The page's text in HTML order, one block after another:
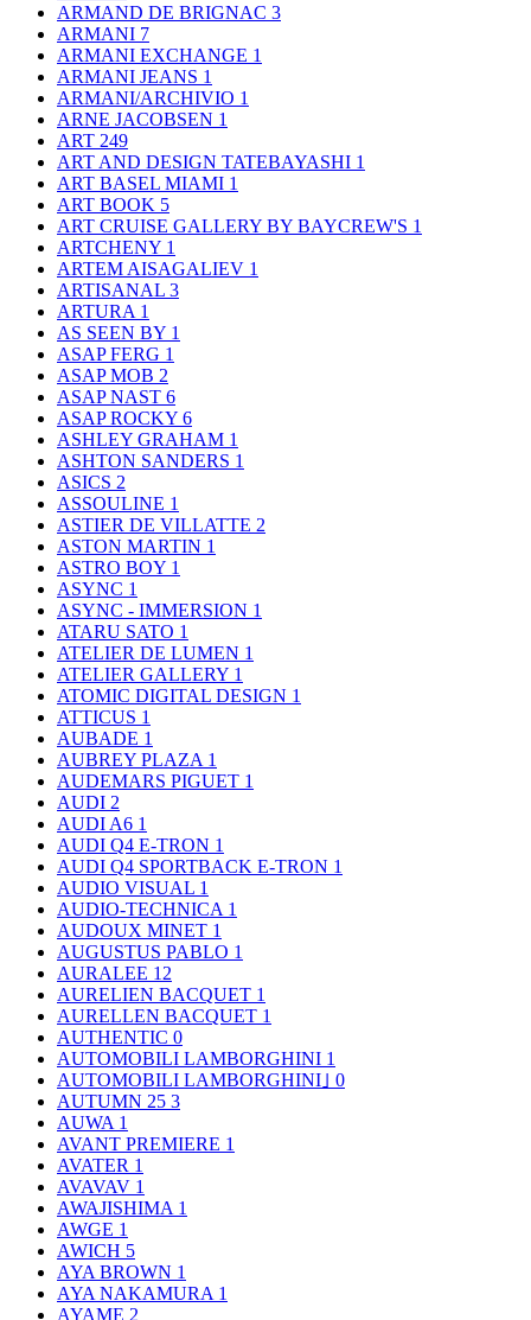
ARMAND DE BRIGNAC 3
ARMANI 7
ARMANI EXCHANGE 1
ARMANI JEANS 1
ARMANI/ARCHIVIO 1
ARNE JACOBSEN 1
ART 249
ART AND DESIGN TATEBAYASHI 1
ART BASEL MIAMI 1
ART BOOK 5
ART CRUISE GALLERY BY BAYCREW'S 1
ARTCHENY 1
ARTEM AISAGALIEV 1
ARTISANAL 3
ARTURA 1
AS SEEN BY 1
ASAP FERG 1
ASAP MOB 2
ASAP NAST 6
ASAP ROCKY 6
ASHLEY GRAHAM 1
ASHTON SANDERS 1
ASICS 2
ASSOULINE 1
ASTIER DE VILLATTE 2
ASTON MARTIN 1
ASTRO BOY 1
ASYNC 1
ASYNC - IMMERSION 1
ATARU SATO 1
ATELIER DE LUMEN 1
ATELIER GALLERY 1
ATOMIC DIGITAL DESIGN 1
ATTICUS 1
AUBADE 1
AUBREY PLAZA 1
AUDEMARS PIGUET 1
AUDI 2
AUDI A6 1
AUDI Q4 E-TRON 1
AUDI Q4 SPORTBACK E-TRON 1
AUDIO VISUAL 1
AUDIO-TECHNICA 1
AUDOUX MINET 1
AUGUSTUS PABLO 1
AURALEE 12
AURELIEN BACQUET 1
AURELLEN BACQUET 1
AUTHENTIC 0
AUTOMOBILI LAMBORGHINI 1
AUTOMOBILI LAMBORGHINI｣ 0
AUTUMN 25 3
AUWA 1
AVANT PREMIERE 1
AVATER 1
AVAVAV 1
AWAJISHIMA 1
AWGE 1
AWICH 5
AYA BROWN 1
AYA NAKAMURA 1
AYAME 2